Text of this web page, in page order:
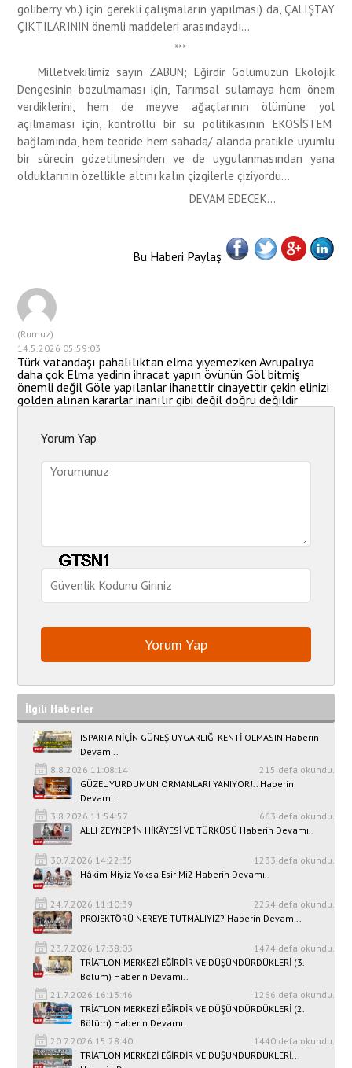
goliberry vb.) için gerekli çalışmaların yapılması) da, ÇALIŞTAY
ÇIKTILARININ önemli maddeleri arasındaydı...
***
Milletvekilimiz sayın ZABUN; Eğirdir Gölümüzün Ekolojik
Dengesinin bozulmaması için, Tarımsal sulamaya hem önem
verdiklerini, hem de meyve ağaçlarının ölümüne yol
açılmaması için, kontrollü bir su politikasının EKOSİSTEM
bağlamında, hem teoride hem sahada/ alanda pratikle uyumlu
bir sürecin gözetilmesinden ve de uygulanmasından yana
olduklarının özellikle altını kalın çizgilerle çiziyordu...
DEVAM EDECEK...
Bu Haberi Paylaş
(Rumuz)
14.5.2026 05:59:03
Türk vatandaşı pahalılıktan elma yiyemezken Avrupalıya
daha çok Elma yedirin ihracat yapın övünün Göl bitmiş
önemli değil Göle yapılanlar ihanettir cinayettir çekin elinizi
gölden alınan kararlar inanılır gibi değil doğru değildir
Yorum Yap
İlgili Haberler
ISPARTA NİÇİN GÜNEŞ UYGARLIĞI KENTİ OLMASIN Haberin
Devamı..
8.8.2026 11:08:14
215 defa okundu.
GÜZEL YURDUMUN ORMANLARI YANIYOR!.. Haberin
Devamı..
3.8.2026 11:54:57
663 defa okundu.
ALLI ZEYNEP’İN HİKÂYESİ VE TÜRKÜSÜ Haberin Devamı..
30.7.2026 14:22:35
1233 defa okundu.
Hâkim Miyiz Yoksa Esir Mi2 Haberin Devamı..
24.7.2026 11:10:39
2254 defa okundu.
PROJEKTÖRÜ NEREYE TUTMALIYIZ? Haberin Devamı..
23.7.2026 17:38:03
1474 defa okundu.
TRİATLON MERKEZİ EĞİRDİR VE DÜŞÜNDÜRDÜKLERİ (3.
Bölüm) Haberin Devamı..
21.7.2026 16:13:46
1266 defa okundu.
TRİATLON MERKEZİ EĞİRDİR VE DÜŞÜNDÜRDÜKLERİ (2.
Bölüm) Haberin Devamı..
20.7.2026 15:28:40
1440 defa okundu.
TRİATLON MERKEZİ EĞİRDİR VE DÜŞÜNDÜRDÜKLERİ...